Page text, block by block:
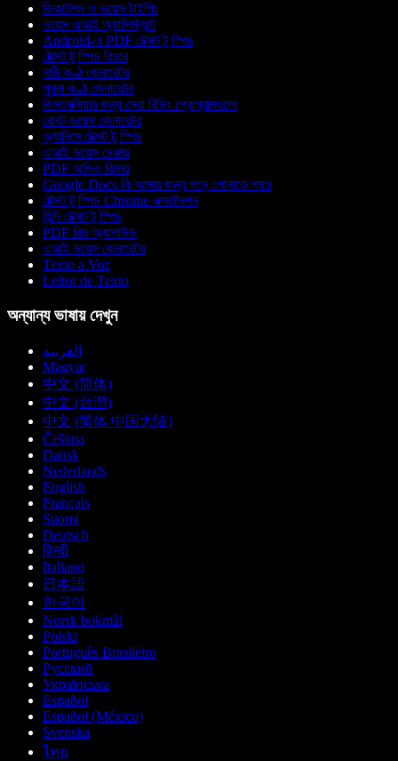
ডিকটেশন ও ভয়েস টাইপিং
ভয়েস এআই অ্যাসিস্ট্যান্ট
Android-এ PDF টেক্সট টু স্পিচ
টেক্সট টু স্পিচ রিডার
নারী কণ্ঠ জেনারেটর
পুরুষ কণ্ঠ জেনারেটর
ডিসলেক্সিয়ার জন্য সেরা রিডিং প্রোগ্রামগুলো
রোবট ভয়েস জেনারেটর
অ্যানিমে টেক্সট টু স্পিচ
এআই ভয়েস চেঞ্জার
PDF অডিও রিডার
Google Docs কি আমার জন্য পড়ে শোনাতে পারে
টেক্সট টু স্পিচ Chrome এক্সটেনশন
হিন্দি টেক্সট টু স্পিচ
PDF রিড অ্যালাউড
এআই ভয়েস জেনারেটর
Texto a Voz
Leitor de Texto
অন্যান্য ভাষায় দেখুন
العربية
Magyar
中文 (简体)
中文 (台灣)
中文 (简体 中国大陆)
Čeština
Dansk
Nederlands
English
Français
Suomi
Deutsch
हिन्दी
Italiano
日本語
한국어
Norsk bokmål
Polski
Português Brasileiro
Русский
Українська
Español
Español (México)
Svenska
ไทย